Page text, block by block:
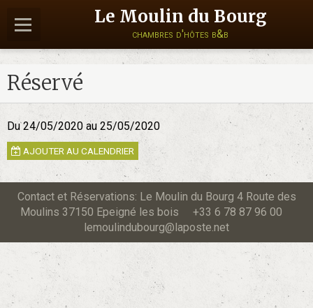
Le Moulin du Bourg
chambres d'hôtes b&b
Réservé
Du 24/05/2020 au 25/05/2020
AJOUTER AU CALENDRIER
Contact et Réservations: Le Moulin du Bourg 4 Route des
Moulins 37150 Epeigné les bois +33 6 78 87 96 00
lemoulindubourg@laposte.net